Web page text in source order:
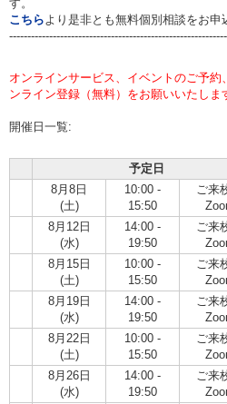
す。
こちらより是非とも無料個別相談をお申
------------------------------------------------------------
オンラインサービス、イベントのご予
ンライン登録（無料）をお願いいたしま
開催日一覧:
予定日
8月8日
(土)
10:00 -
15:50
ご来
8月12日
(水)
14:00 -
19:50
ご来
8月15日
(土)
10:00 -
15:50
ご来
8月19日
(水)
14:00 -
19:50
ご来
8月22日
(土)
10:00 -
15:50
ご来
8月26日
(水)
14:00 -
19:50
ご来